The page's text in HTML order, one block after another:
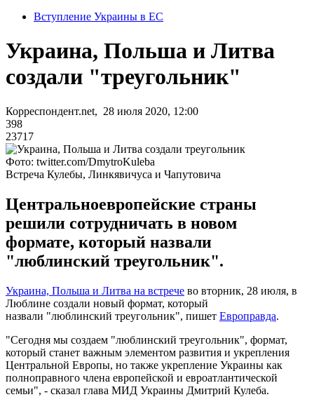
Вступление Украины в ЕС
Украина, Польша и Литва
создали "треугольник"
Корреспондент.net, 28 июля 2020, 12:00
398
23717
Фото: twitter.com/DmytroKuleba
Встреча Кулебы, Линкявичуса и Чапутовича
Центральноевропейские страны
решили сотрудничать в новом
формате, который назвали
"люблинский треугольник".
Украина, Польша и Литва на встрече во вторник, 28 июля, в
Люблине создали новый формат, который
назвали "люблинский треугольник", пишет Европравда.
"Сегодня мы создаем "люблинский треугольник", формат,
который станет важным элементом развития и укрепления
Центральной Европы, но также укрепление Украины как
полноправного члена европейской и евроатлантической
семьи", - сказал глава МИД Украины Дмитрий Кулеба.